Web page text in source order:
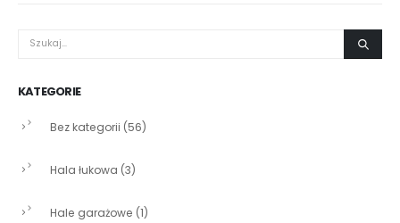
KATEGORIE
Bez kategorii (56)
Hala łukowa (3)
Hale garażowe (1)